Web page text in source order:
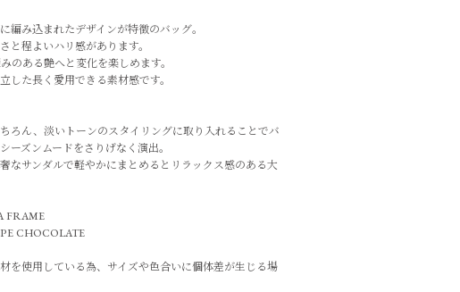
編み込まれたデザインが特徴のバッグ。
と程よいハリ感があります。
のある艶へと変化を楽しめます。
した長く愛用できる素材感です。
ろん、淡いトーンのスタイリングに取り入れることでバ
ーズンムードをさりげなく演出。
なサンダルで軽やかにまとめるとリラックス感のある大
FRAME
CHOCOLATE
を使用している為、サイズや色合いに個体差が生じる場